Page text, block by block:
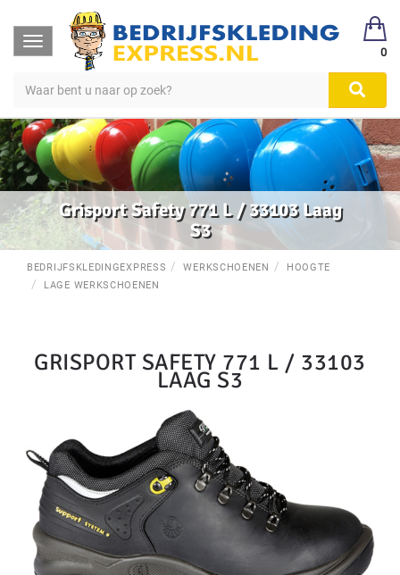
Toggle
navigation
0
Grisport Safety 771 L / 33103 Laag
S3
BEDRIJFSKLEDINGEXPRESS WERKSCHOENEN
HOOGTE
LAGE WERKSCHOENEN
GRISPORT SAFETY 771 L / 33103
LAAG S3